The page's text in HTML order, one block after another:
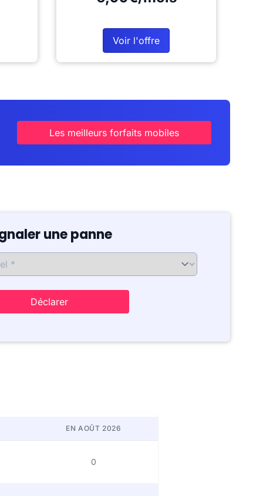
Voir l'offre
Les meilleurs forfaits mobiles
une panne
Déclarer
EN AOÛT 2026
0